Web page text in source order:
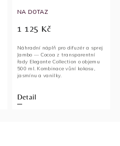
NA DOTAZ
1 125 Kč
Detail
Náhradní náplň pro difuzér a sprej
Jambo — Cocoa z transparentní
řady Elegante Collection o objemu
500 ml. Kombinace vůní kokosu,